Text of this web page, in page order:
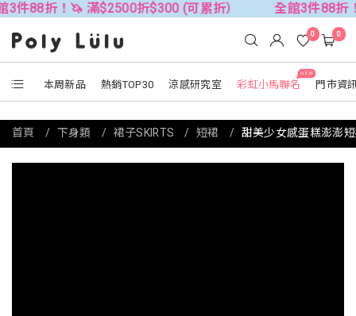
🦄 滿$2500折$300 (可累折） 全館3件88折！🦄 滿
本周新品 熱銷TOP30 涼感研究室
NEW
彩虹小馬聯名 門市資
0 0
首頁 下身類 裙子SKIRTS 短裙 甜美少女感蛋糕澎澎